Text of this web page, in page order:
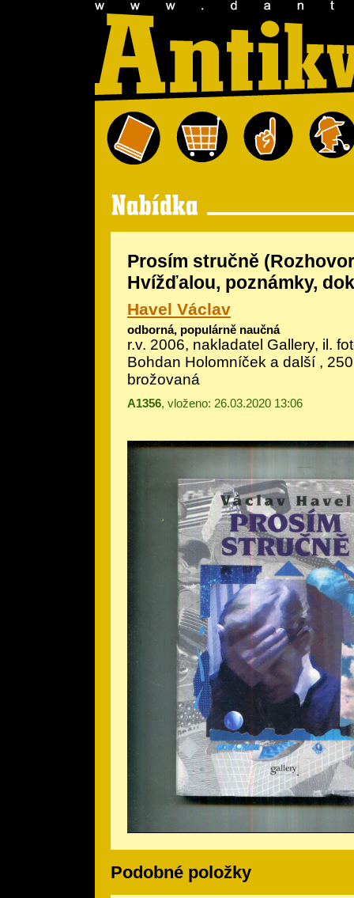
Prosím stručně
Hvížďalou, poznámky,
Havel Václav
odborná, populárně naučná
r.v. 2006, nakladatel Gallery, il.
Bohdan Holomníček a další ,
brožovaná
A1356, vloženo: 26.03.2020 13:06
Podobné položky